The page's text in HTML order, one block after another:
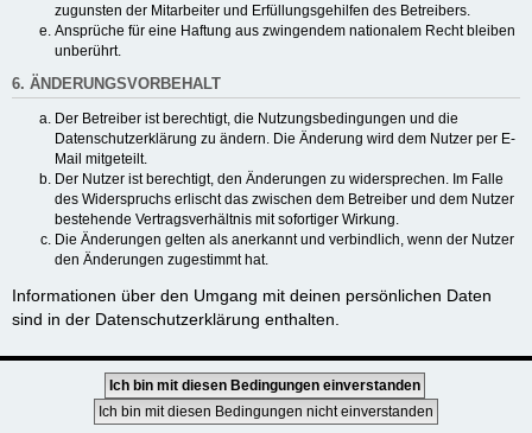
zugunsten der Mitarbeiter und Erfüllungsgehilfen des Betreibers.
Ansprüche für eine Haftung aus zwingendem nationalem Recht bleiben
unberührt.
6. ÄNDERUNGSVORBEHALT
Der Betreiber ist berechtigt, die Nutzungsbedingungen und die
Datenschutzerklärung zu ändern. Die Änderung wird dem Nutzer per E-
Mail mitgeteilt.
Der Nutzer ist berechtigt, den Änderungen zu widersprechen. Im Falle
des Widerspruchs erlischt das zwischen dem Betreiber und dem Nutzer
bestehende Vertragsverhältnis mit sofortiger Wirkung.
Die Änderungen gelten als anerkannt und verbindlich, wenn der Nutzer
den Änderungen zugestimmt hat.
Informationen über den Umgang mit deinen persönlichen Daten
sind in der Datenschutzerklärung enthalten.